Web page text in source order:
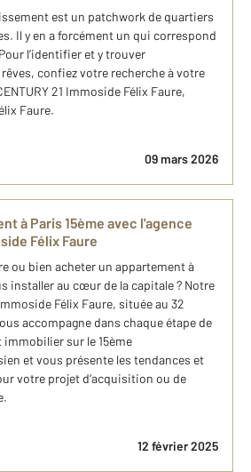
est un patchwork de quartiers
Il y en a forcément un qui correspond
l’identifier et y trouver
rêves, confiez votre recherche à votre
21 Immoside Félix Faure,
Faure.
09 mars 2026
à Paris 15ème avec l'agence
Félix Faure
ou bien acheter un appartement à
installer au cœur de la capitale ? Notre
Félix Faure, située au 32
accompagne dans chaque étape de
sur le 15ème
et vous présente les tendances et
votre projet d’acquisition ou de
12 février 2025